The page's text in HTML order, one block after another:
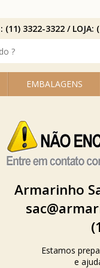
EMBALAGENS
(11) 3322-3322 / LOJA:
Armarinho
Estamos
e